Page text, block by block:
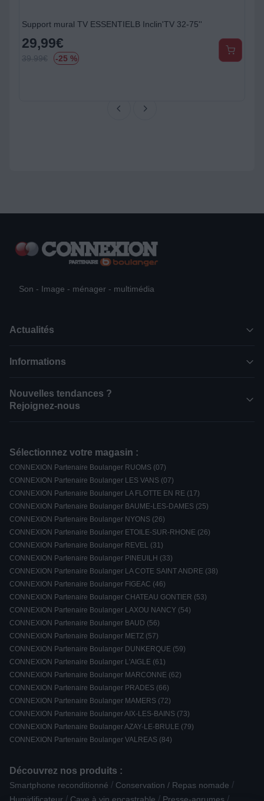
Support mural TV ESSENTIELB Inclin'TV 32-75''
29,99€
39.99€ -25 %
Son - Image - ménager - multimédia
Actualités
Informations
Nouvelles tendances ?
Rejoignez-nous
Sélectionnez votre magasin :
CONNEXION Partenaire Boulanger RUOMS (07)
CONNEXION Partenaire Boulanger LES VANS (07)
CONNEXION Partenaire Boulanger LA FLOTTE EN RE (17)
CONNEXION Partenaire Boulanger BAUME-LES-DAMES (25)
CONNEXION Partenaire Boulanger NYONS (26)
CONNEXION Partenaire Boulanger ETOILE-SUR-RHONE (26)
CONNEXION Partenaire Boulanger REVEL (31)
CONNEXION Partenaire Boulanger PINEUILH (33)
CONNEXION Partenaire Boulanger LA COTE SAINT ANDRE (38)
CONNEXION Partenaire Boulanger FIGEAC (46)
CONNEXION Partenaire Boulanger CHATEAU GONTIER (53)
CONNEXION Partenaire Boulanger LAXOU NANCY (54)
CONNEXION Partenaire Boulanger BAUD (56)
CONNEXION Partenaire Boulanger METZ (57)
CONNEXION Partenaire Boulanger DUNKERQUE (59)
CONNEXION Partenaire Boulanger L'AIGLE (61)
CONNEXION Partenaire Boulanger MARCONNE (62)
CONNEXION Partenaire Boulanger PRADES (66)
CONNEXION Partenaire Boulanger MAMERS (72)
CONNEXION Partenaire Boulanger AIX-LES-BAINS (73)
CONNEXION Partenaire Boulanger AZAY-LE-BRULE (79)
CONNEXION Partenaire Boulanger VALREAS (84)
Découvrez nos produits :
Smartphone reconditionné / Conservation / Repas nomade /
Humidificateur / Cave à vin encastrable / Presse-agrumes /